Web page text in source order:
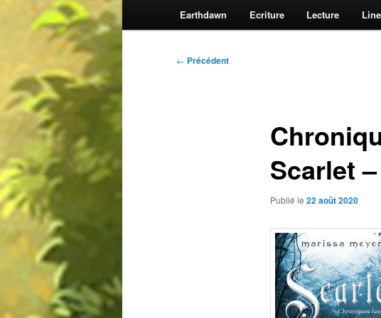
Earthdawn Ecriture Lecture
Navigation
← Précédent
Scarlet
Publié le 22 août 2020